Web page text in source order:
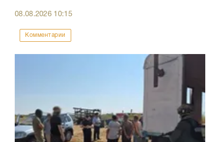
08.08.2026 10:15
Комментарии